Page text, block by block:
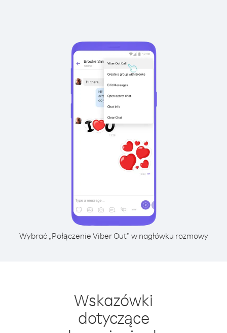
Wybrać „Połączenie Viber Out” w nagłówku rozmowy
Wskazówki
dotyczące